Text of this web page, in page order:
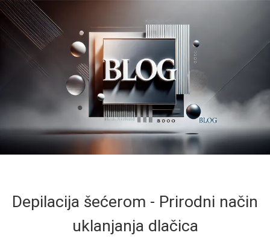
Depilacija šećerom - Prirodni način
uklanjanja dlačica